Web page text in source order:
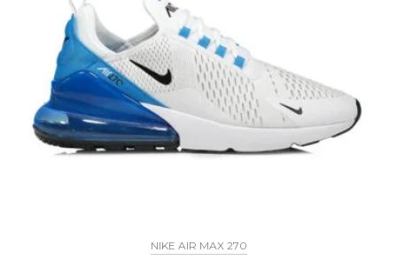
NIKE AIR MAX 270